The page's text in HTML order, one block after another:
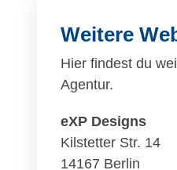
Weitere
Hier findest du
Agentur.
eXP Designs
Kilstetter Str. 14
14167 Berlin